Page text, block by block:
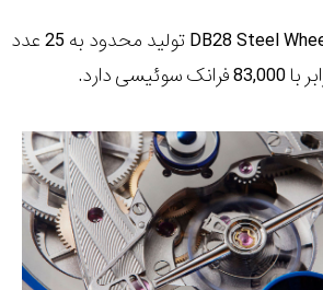
DB28 Steel
تولید محدود به 25 عدد
با83,000فرانک سوئیسی دارد.